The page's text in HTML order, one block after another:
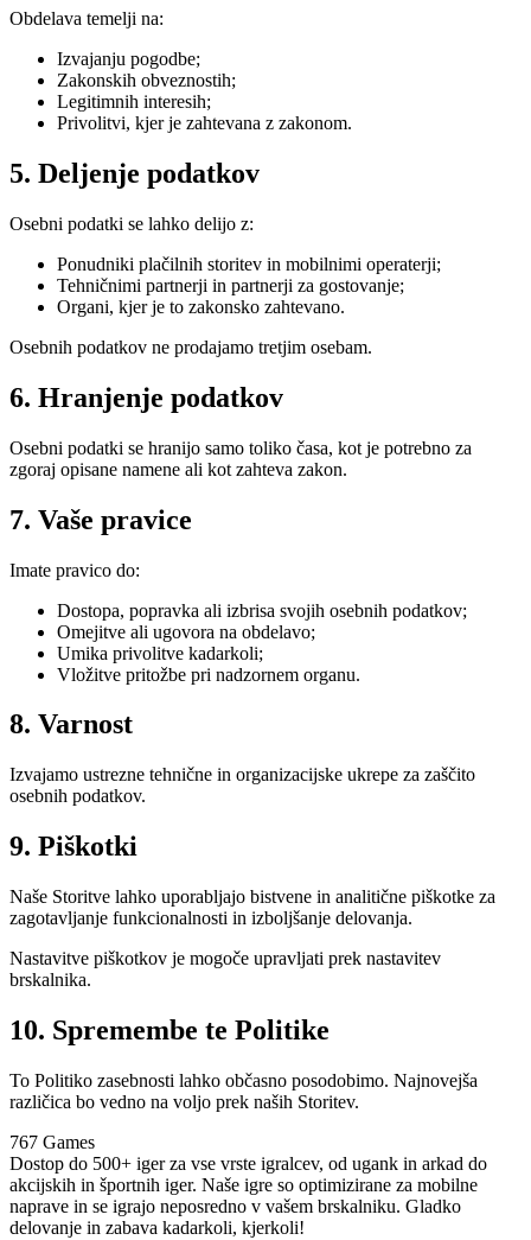
Obdelava temelji na:
Izvajanju pogodbe;
Zakonskih obveznostih;
Legitimnih interesih;
Privolitvi, kjer je zahtevana z zakonom.
5. Deljenje podatkov
Osebni podatki se lahko delijo z:
Ponudniki plačilnih storitev in mobilnimi operaterji;
Tehničnimi partnerji in partnerji za gostovanje;
Organi, kjer je to zakonsko zahtevano.
Osebnih podatkov ne prodajamo tretjim osebam.
6. Hranjenje podatkov
Osebni podatki se hranijo samo toliko časa, kot je potrebno za
zgoraj opisane namene ali kot zahteva zakon.
7. Vaše pravice
Imate pravico do:
Dostopa, popravka ali izbrisa svojih osebnih podatkov;
Omejitve ali ugovora na obdelavo;
Umika privolitve kadarkoli;
Vložitve pritožbe pri nadzornem organu.
8. Varnost
Izvajamo ustrezne tehnične in organizacijske ukrepe za zaščito
osebnih podatkov.
9. Piškotki
Naše Storitve lahko uporabljajo bistvene in analitične piškotke za
zagotavljanje funkcionalnosti in izboljšanje delovanja.
Nastavitve piškotkov je mogoče upravljati prek nastavitev
brskalnika.
10. Spremembe te Politike
To Politiko zasebnosti lahko občasno posodobimo. Najnovejša
različica bo vedno na voljo prek naših Storitev.
767 Games
Dostop do 500+ iger za vse vrste igralcev, od ugank in arkad do
akcijskih in športnih iger. Naše igre so optimizirane za mobilne
naprave in se igrajo neposredno v vašem brskalniku. Gladko
delovanje in zabava kadarkoli, kjerkoli!